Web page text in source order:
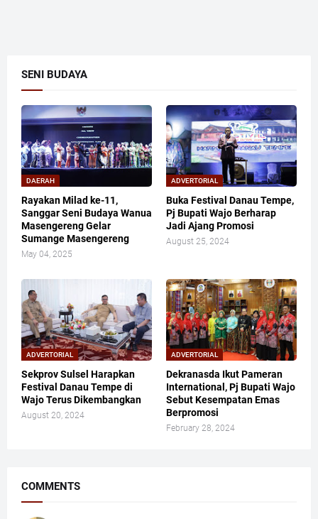
SENI BUDAYA
DAERAH
Rayakan Milad ke-11,
Sanggar Seni Budaya Wanua
Masengereng Gelar
Sumange Masengereng
May 04, 2025
ADVERTORIAL
Buka Festival Danau Tempe,
Pj Bupati Wajo Berharap
Jadi Ajang Promosi
August 25, 2024
ADVERTORIAL
Sekprov Sulsel Harapkan
Festival Danau Tempe di
Wajo Terus Dikembangkan
August 20, 2024
ADVERTORIAL
Dekranasda Ikut Pameran
International, Pj Bupati Wajo
Sebut Kesempatan Emas
Berpromosi
February 28, 2024
COMMENTS